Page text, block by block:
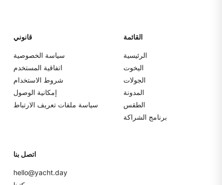
قانوني
سياسة الخصوصية
اتفاقية المستخدم
شروط الاستخدام
إمكانية الوصول
سياسة ملفات تعريف الارتباط
القائمة
الرئيسية
اليخوت
الجولات
المدونة
الطقس
برنامج الشراكة
اتصل بنا
hello@yacht.day